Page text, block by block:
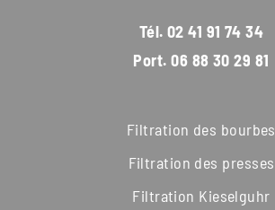
Tél. 02 41 91 74 34
Port.06 88 30 29 81
Filtration des bourbes
Filtration des presses
Filtration Kieselguhr